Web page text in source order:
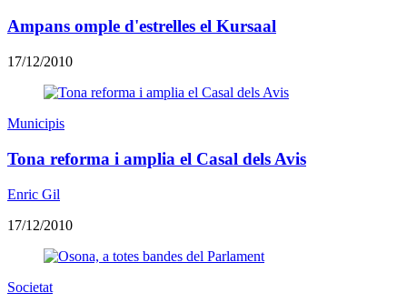
Ampans omple d'estrelles el Kursaal
17/12/2010
Municipis
Tona reforma i amplia el Casal dels Avis
Enric Gil
17/12/2010
Societat